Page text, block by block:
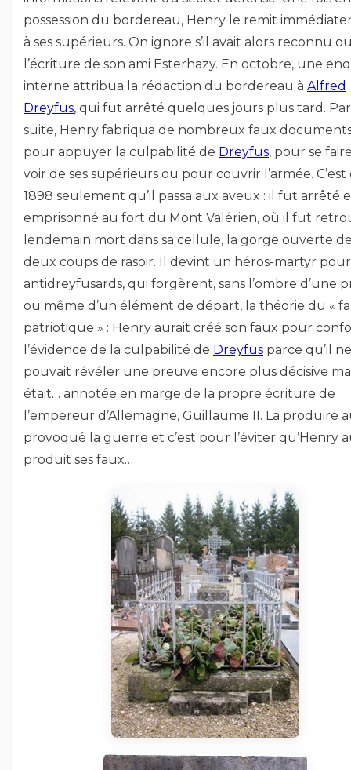
possession du bordereau, Henry le remit
à ses supérieurs. On ignore s’il avait alors reconnu
l’écriture de son ami Esterhazy. En octobre, une
interne attribua la rédaction du bordereau à Alfred
Dreyfus, qui fut arrêté quelques jours plus tard.
suite, Henry fabriqua de nombreux faux
pour appuyer la culpabilité de Dreyfus, pour se
voir de ses supérieurs ou pour couvrir l’armée. C’est
1898 seulement qu’il passa aux aveux : il fut arrêté
emprisonné au fort du Mont Valérien, où il fut
lendemain mort dans sa cellule, la gorge ouverte
deux coups de rasoir. Il devint un héros-martyr
antidreyfusards, qui forgèrent, sans l’ombre d’une
ou même d’un élément de départ, la théorie du «
patriotique » : Henry aurait créé son faux pour
l’évidence de la culpabilité de Dreyfus parce qu’il ne
pouvait révéler une preuve encore plus décisive
était… annotée en marge de la propre écriture de
l’empereur d’Allemagne, Guillaume II. La produire
provoqué la guerre et c’est pour l’éviter qu’Henry
produit ses faux…